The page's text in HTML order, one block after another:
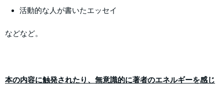
活動的な人が書いたエッセイ
などなど。
本の内容に触発されたり、無意識的に著者のエネルギーを感じ